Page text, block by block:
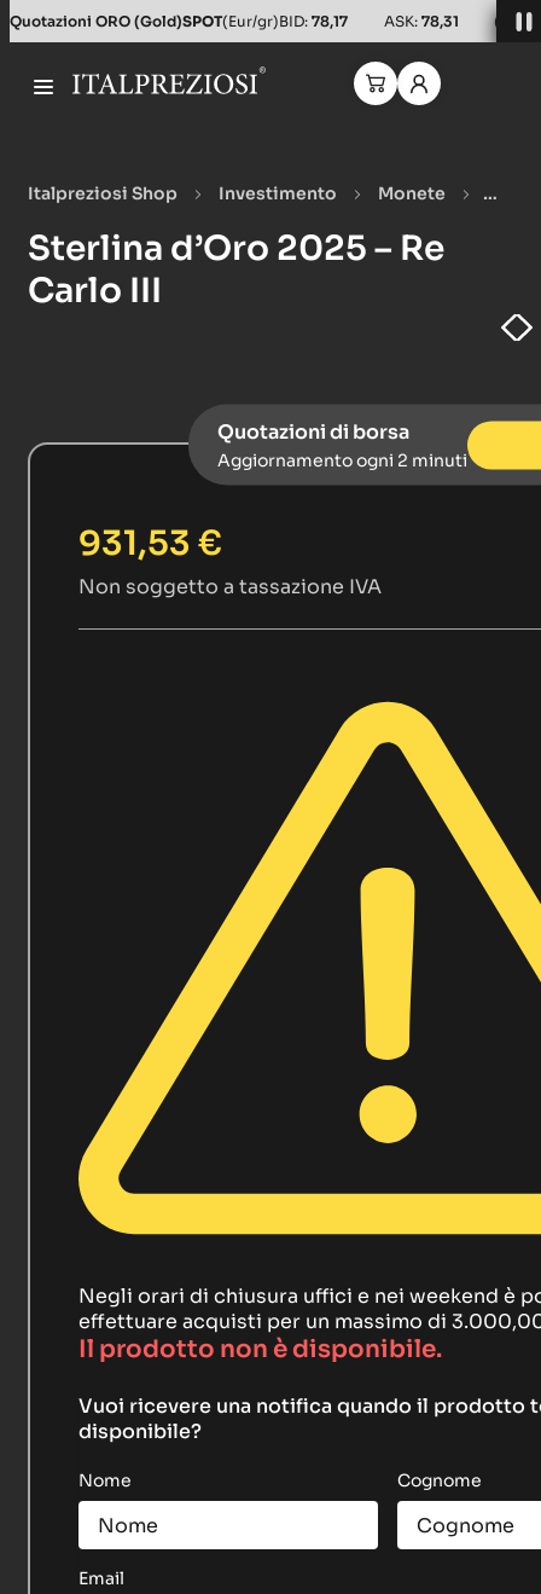
Salta al contenuto principale
Quotazioni ORO (Gold)SPOT(Eur/gr)BID: 78,17 ASK: 78,31 (Usd/
Italpreziosi Shop Investimento
Monete
Sterlina d’Oro 2025 – Re
Carlo III
Quotazioni di borsa
Aggiornamento ogni 2 minuti
931,53 €
Non soggetto a tassazione IVA
Negli orari di chiusura uffici e nei weekend è
effettuare acquisti per un massimo di
Il prodotto non è disponibile.
Vuoi ricevere una notifica quando il prodotto
disponibile?
Nome Cognome
Email